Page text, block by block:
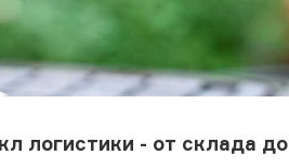
логистики - от склада до